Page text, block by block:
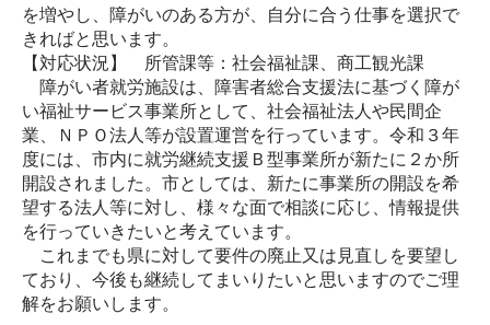
を増やし、障がいのある方が、自分に合う仕事を選択で
きればと思います。
【対応状況】 所管課等：社会福祉課、商工観光課
障がい者就労施設は、障害者総合支援法に基づく障が
い福祉サービス事業所として、社会福祉法人や民間企
業、ＮＰＯ法人等が設置運営を行っています。令和３年
度には、市内に就労継続支援Ｂ型事業所が新たに２か所
開設されました。市としては、新たに事業所の開設を希
望する法人等に対し、様々な面で相談に応じ、情報提供
を行っていきたいと考えています。
これまでも県に対して要件の廃止又は見直しを要望し
ており、今後も継続してまいりたいと思いますのでご理
解をお願いします。